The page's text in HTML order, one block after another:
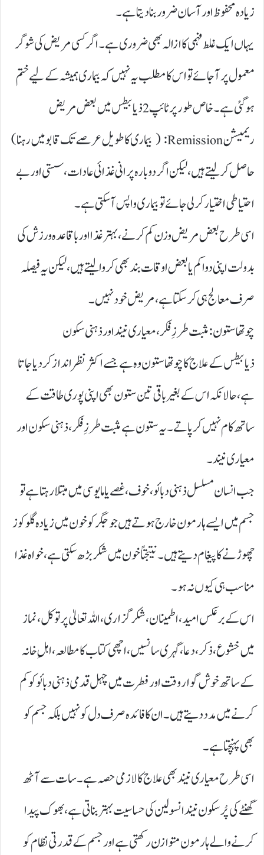
زیادہ محفوظ اور آسان ضرور بنا دیتا ہے۔
یہاں ایک غلط فہمی کا ازالہ بھی ضروری ہے۔ اگر کسی مریض کی شوگر
معمول پر آ جائے تو اس کا مطلب یہ نہیں کہ بیماری ہمیشہ کے لیے ختم
ہو گئی ہے۔ خاص طور پر ٹائپ 2ذیابیطس میں بعض مریض
ریمیشن Remission: ( بیماری کا طویل عرصے تک قابو میں رہنا)
حاصل کر لیتے ہیں، لیکن اگر دوبارہ پرانی غذائی عادات، سستی اور بے
احتیاطی اختیار کر لی جائے تو بیماری واپس آ سکتی ہے۔
اسی طرح بعض مریض وزن کم کرنے، بہتر غذا اور باقاعدہ ورزش کی
بدولت اپنی دوا کم یا بعض اوقات بند بھی کروا لیتے ہیں، لیکن یہ فیصلہ
صرف معالج ہی کر سکتا ہے، مریض خود نہیں۔
چوتھا ستون: مثبت طرزِ فکر، معیاری نیند اور ذہنی سکون
ذیابیطس کے علاج کا چوتھا ستون وہ ہے جسے اکثر نظر انداز کر دیا جاتا
ہے، حالانکہ اس کے بغیر باقی تین ستون بھی اپنی پوری طاقت کے
ساتھ کام نہیں کر پاتے۔ یہ ستون ہے مثبت طرزِ فکر، ذہنی سکون اور
معیاری نیند۔
جب انسان مسلسل ذہنی دبائو، خوف، غصے یا مایوسی میں مبتلا رہتا ہے تو
جسم میں ایسے ہارمون خارج ہوتے ہیں جو جگر کو خون میں زیادہ گلوکوز
چھوڑنے کا پیغام دیتے ہیں۔ نتیجتاً خون میں شکر بڑھ سکتی ہے، خواہ غذا
مناسب ہی کیوں نہ ہو۔
اس کے برعکس امید، اطمینان، شکر گزاری ، اللہ تعالیٰ پر توکل، نماز
میں خشوع، ذکر، دعا، گہری سانسیں، اچھی کتاب کا مطالعہ، اہلِ خانہ
کے ساتھ خوش گوار وقت اور فطرت میں چہل قدمی ذہنی دبائو کو کم
کرنے میں مدد دیتے ہیں۔ ان کا فائدہ صرف دل کو نہیں بلکہ جسم کو
بھی پہنچتا ہے۔
اسی طرح معیاری نیند بھی علاج کا لازمی حصہ ہے۔ سات سے آٹھ
گھنٹے کی پُرسکون نیند انسولین کی حساسیت بہتر بناتی ہے، بھوک پیدا
کرنے والے ہارمون متوازن رکھتی ہے اور جسم کے قدرتی نظام کو